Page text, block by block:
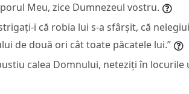
Meu, zice Dumnezeul vostru.
i că robia lui s-a sfârșit, că
de două ori cât toate păcatele lui.”
calea Domnului, neteziți în